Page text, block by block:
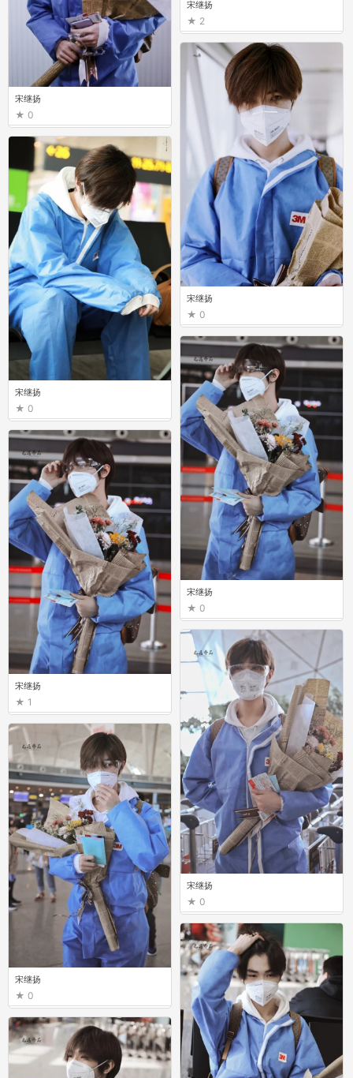
宋继扬
0
宋继扬
2
宋继扬
0
宋继扬
1
宋继扬
0
宋继扬
0
宋继扬
0
宋继扬
0